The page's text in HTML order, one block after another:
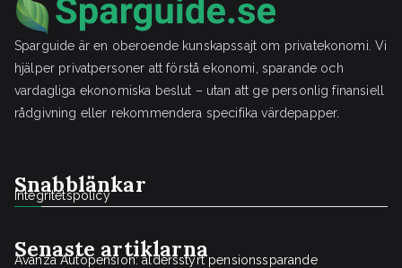
Sparguide är en oberoende kunskapssajt om privatekonomi. Vi
hjälper privatpersoner att förstå ekonomi, sparande och
vardagliga ekonomiska beslut – utan att ge personlig finansiell
rådgivning eller rekommendera specifika värdepapper.
Snabblänkar
Integritetspolicy
Senaste artiklarna
Avanza Autopension: åldersstyrt pensionssparande